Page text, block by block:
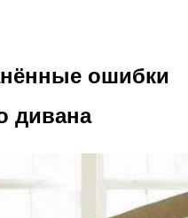
ошибки
дивана